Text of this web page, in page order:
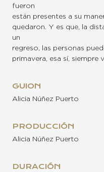
fueron
están presentes a su
quedaron. Y es que, la
un
regreso, las personas
primavera, esa sí, siempre
GUION
Alicia Núñez Puerto
PRODUCCIÓN
Alicia Núñez Puerto
DURACIÓN